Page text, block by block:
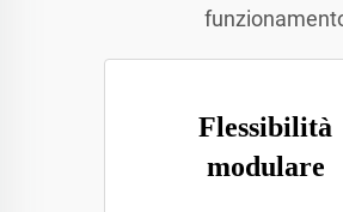
Flessibilità
modulare